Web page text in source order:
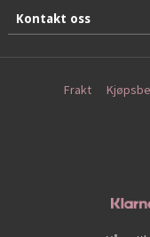
Kontakt oss
Frakt